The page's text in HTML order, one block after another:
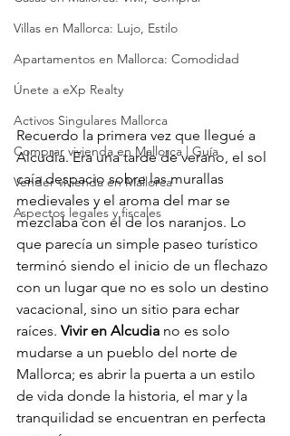
Villas en Mallorca: Lujo, Estilo
Apartamentos en Mallorca: Comodidad
Únete a eXp Realty
Activos Singulares Mallorca
Comprar vivienda en Mallorca | Guía
Vender vivienda en Mallorca
Aspectos legales y fiscales
Recuerdo la primera vez que llegué a
Alcudia. Era una tarde de verano, el sol
caía despacio sobre las murallas
medievales y el aroma del mar se
mezclaba con el de los naranjos. Lo
que parecía un simple paseo turístico
terminó siendo el inicio de un flechazo
con un lugar que no es solo un destino
vacacional, sino un sitio para echar
raíces. Vivir en Alcudia no es solo
mudarse a un pueblo del norte de
Mallorca; es abrir la puerta a un estilo
de vida donde la historia, el mar y la
tranquilidad se encuentran en perfecta